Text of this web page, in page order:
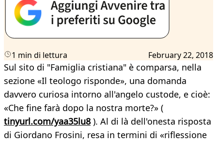
1 min di lettura February 22, 2018
Sul sito di "Famiglia cristiana" è comparsa, nella
sezione «Il teologo risponde», una domanda
davvero curiosa intorno all'angelo custode, e cioè:
«Che fine farà dopo la nostra morte?» (
tinyurl.com/yaa35lu8). Al di là dell'onesta risposta
di Giordano Frosini, resa in termini di «riflessione